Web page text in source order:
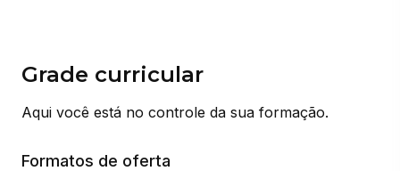
Grade curricular
Aqui você está no controle da sua formação.
Formatos de oferta